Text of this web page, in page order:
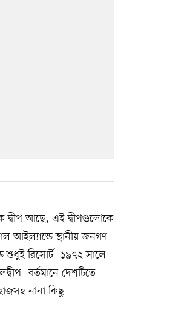
দ্বীপ আছে, এই দ্বীপগুলোকে
আইল্যান্ডে স্থানীয় জনগণ
শুধুই রিসোর্ট। ১৯৭২ সালে
বর্তমানে দেশটিতে
নানা কিছু।